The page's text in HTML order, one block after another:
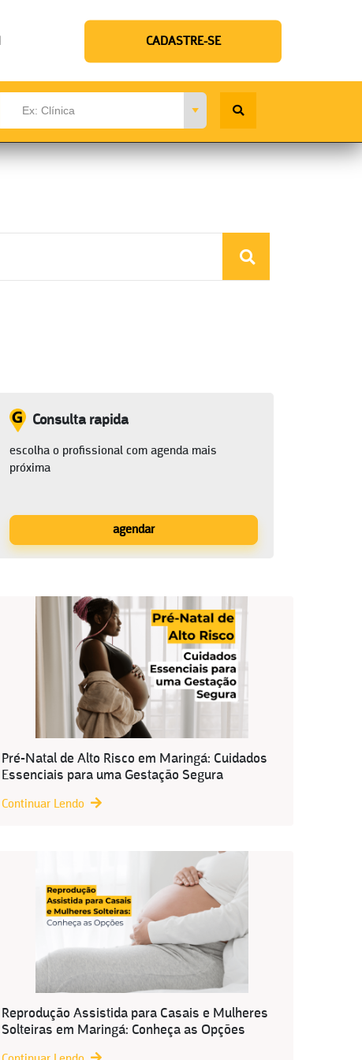
CADASTRE-SE
Consulta rapida
escolha o profissional com agenda mais
próxima
agendar
Pré-Natal de Alto Risco em Maringá: Cuidados
Essenciais para uma Gestação Segura
Continuar Lendo
Reprodução Assistida para Casais e Mulheres
Solteiras em Maringá: Conheça as Opções